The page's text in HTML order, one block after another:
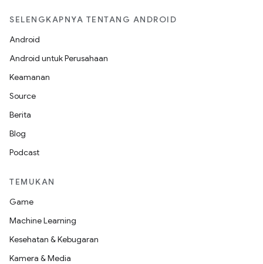
SELENGKAPNYA TENTANG ANDROID
Android
Android untuk Perusahaan
Keamanan
Source
Berita
Blog
Podcast
TEMUKAN
Game
Machine Learning
Kesehatan & Kebugaran
Kamera & Media